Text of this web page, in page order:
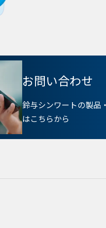
お問い合わせ
鈴与シンワートの製品
はこちらから
なるのはサイト訪問者に関する
情報などです。これらの情報
使われます。個人を直接特定で
んが、Web サイトのパーソナ
シンワートではプライバシーの
いては有効化を拒否できるよう
ることで、それらの Cookie に
フォルト設定を変更できます